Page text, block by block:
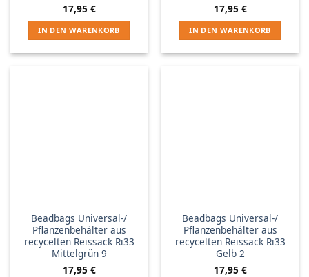
17,95 €
IN DEN WARENKORB
17,95 €
IN DEN WARENKORB
Beadbags Universal-/
Pflanzenbehälter aus
recycelten Reissack Ri33
Mittelgrün 9
17,95 €
Beadbags Universal-/
Pflanzenbehälter aus
recycelten Reissack Ri33
Gelb 2
17,95 €